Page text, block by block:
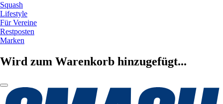
Squash
Lifestyle
Für Vereine
Restposten
Marken
Wird zum Warenkorb hinzugefügt...